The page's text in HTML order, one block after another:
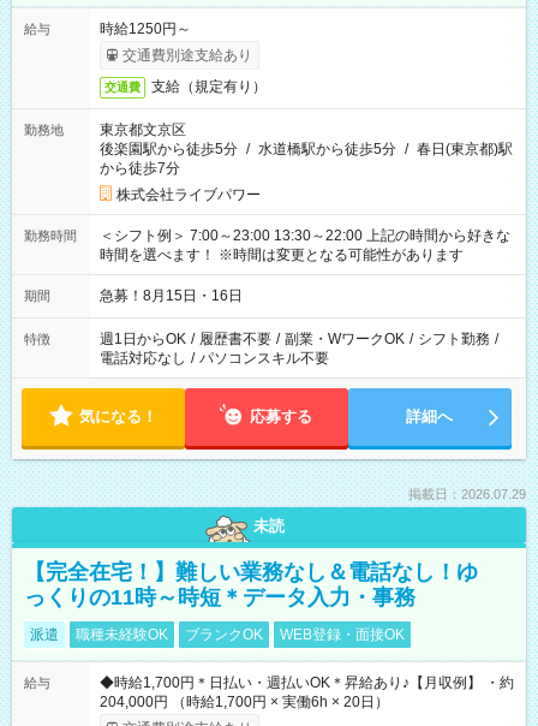
給与
時給1250円～
交通費別途支給あり
交通費 支給（規定有り）
勤務地
東京都文京区
後楽園駅から徒歩5分 / 水道橋駅から徒歩5分 / 春日(東京都)駅
から徒歩7分
株式会社ライブパワー
勤務時間
＜シフト例＞ 7:00～23:00 13:30～22:00 上記の時間から好きな
時間を選べます！ ※時間は変更となる可能性があります
期間 急募！8月15日・16日
特徴 週1日からOK / 履歴書不要 / 副業・WワークOK / シフト勤務 /
電話対応なし / パソコンスキル不要
気になる！ 応募する 詳細へ
掲載日：2026.07.29
未読
【完全在宅！】難しい業務なし＆電話なし！ゆ
っくりの11時～時短＊データ入力・事務
派遣 職種未経験OK ブランクOK WEB登録・面接OK
給与
◆時給1,700円＊日払い・週払いOK＊昇給あり♪【月収例】 ・約
204,000円 （時給1,700円 × 実働6h × 20日）